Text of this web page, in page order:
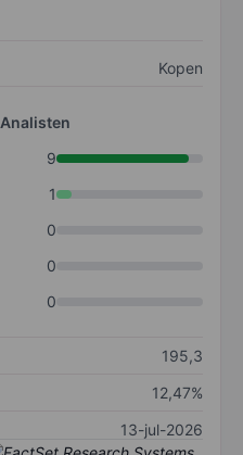
Kopen
Analisten
9
1
0
0
0
195,3
12,47%
13-jul-2026